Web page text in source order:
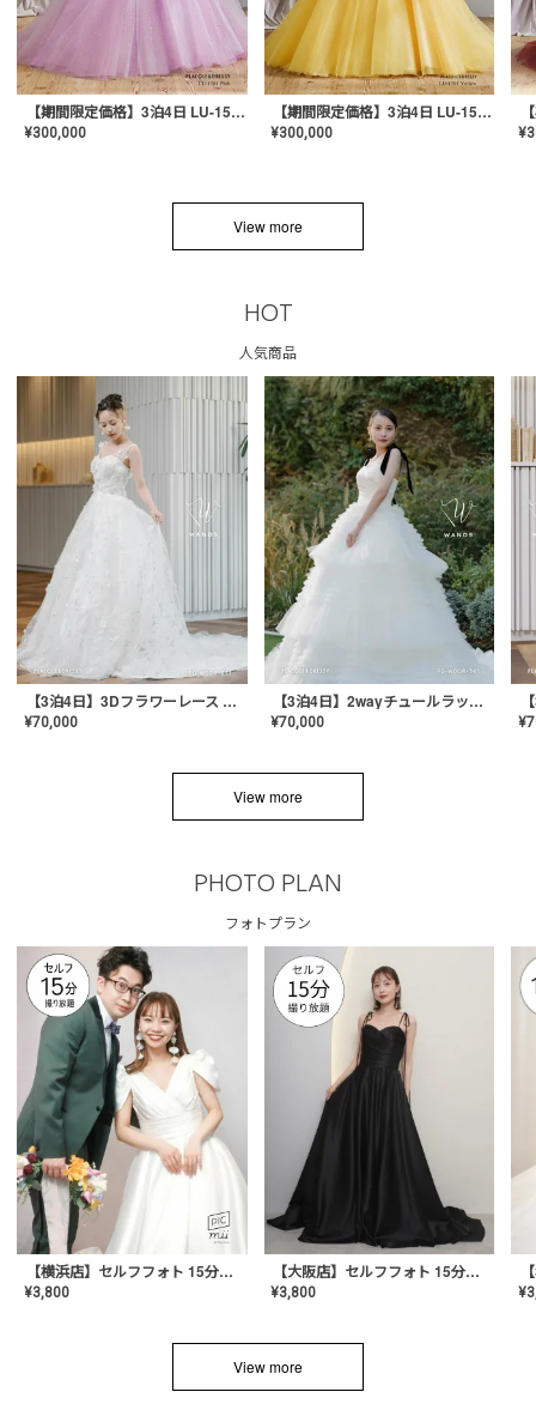
【期間限定価格】3泊4日 LU-1501(Pink)
¥300,000
【期間限定価格】3泊4日 LU-1501(Yellow)
¥300,000 ¥
View more
HOT
人気商品
【3泊4日】3Dフラワーレース ドレス〈PD-WDOR-331〉
¥70,000
【3泊4日】2wayチュールラッフルドレス〈PD-WDOR-341RTL〉
¥70,000 ¥
View more
PHOTO PLAN
フォトプラン
【横浜店】セルフフォト 15分撮り放題プラン
¥3,800
【大阪店】セルフフォト 15分撮り放題プラン
¥3,800 ¥
View more